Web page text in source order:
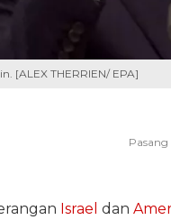
[ALEX THERRIEN/ EPA]
Israel dan